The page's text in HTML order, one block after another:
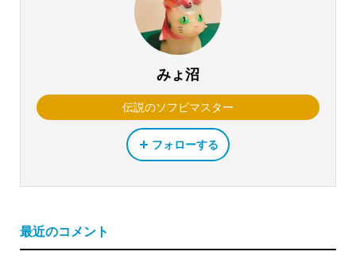
みょ沼
伝説のソフビマスター
フォローする
最近のコメント